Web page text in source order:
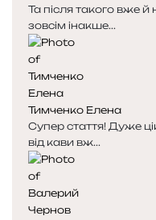
Та після такого вже
зовсім інакше...
Тимченко Елена
Супер стаття! Дуже
від кави вж...